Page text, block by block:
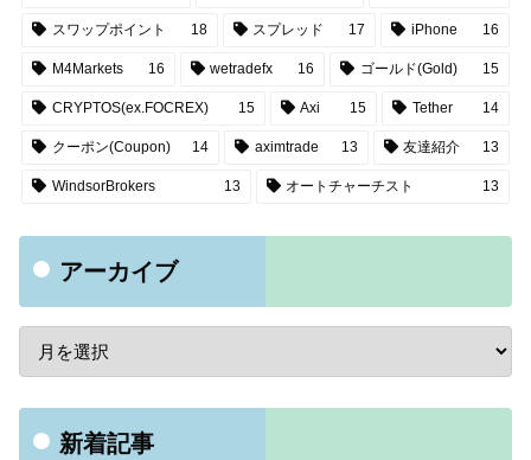
スワップポイント 18 スプレッド 17 iPhone 16
M4Markets 16 wetradefx 16 ゴールド(Gold) 15
CRYPTOS(ex.FOCREX) 15 Axi 15 Tether 14
クーポン(Coupon) 14 aximtrade 13 友達紹介 13
WindsorBrokers 13 オートチャーチスト 13
アーカイブ
新着記事